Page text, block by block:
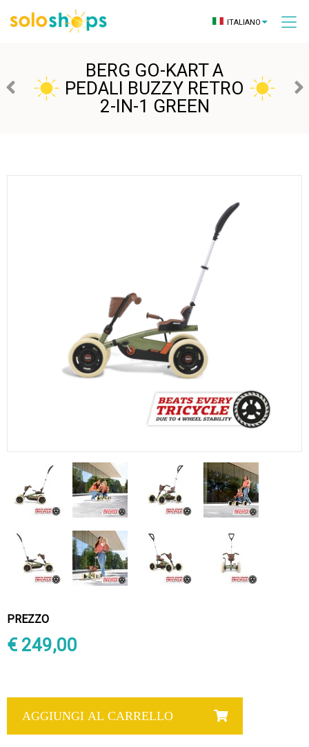
ITALIANO
BERG GO-KART A
PEDALI BUZZY RETRO
2-IN-1 GREEN
PREZZO
€ 249,00
AGGIUNGI AL CARRELLO